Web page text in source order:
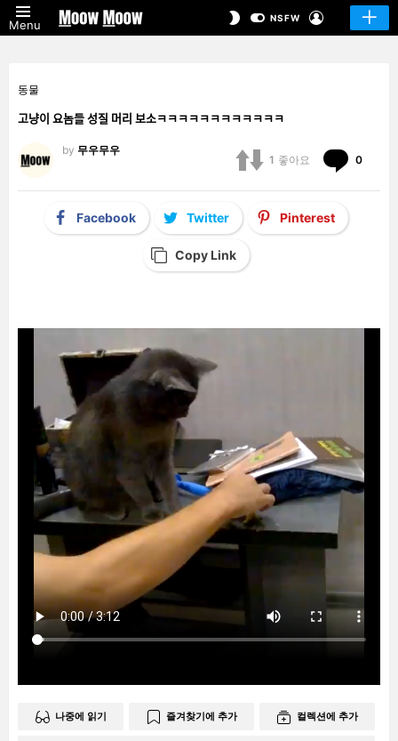
Menu
SWITCHNSFW
동물
고냥이 요놈들 성질 머리 보소ㅋㅋㅋㅋㅋㅋㅋㅋㅋㅋㅋㅋ
by 무우무우
1 좋아요 0
Facebook Twitter Pinterest
Copy Link
나중에 읽기 즐겨찾기에 추가 컬렉션에 추가